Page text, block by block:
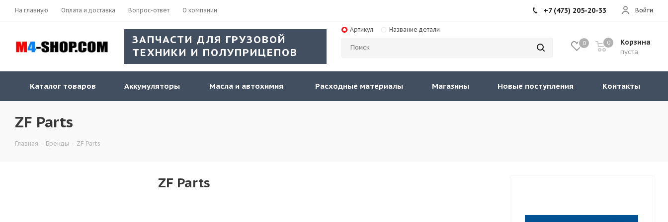
На главную Оплата и доставка Вопрос-ответ О компании Войти
+7 (473) 205-20-33
ЗАПЧАСТИ ДЛЯ ГРУЗОВОЙ
ТЕХНИКИ И ПОЛУПРИЦЕПОВ
Артикул Название детали
0 Корзина
пуста
0
Каталог товаров Аккумуляторы Масла и автохимия Расходные материалы Магазины Новые поступления Контакты
ZF Parts
Главная - Бренды - ZF Parts
ZF Parts